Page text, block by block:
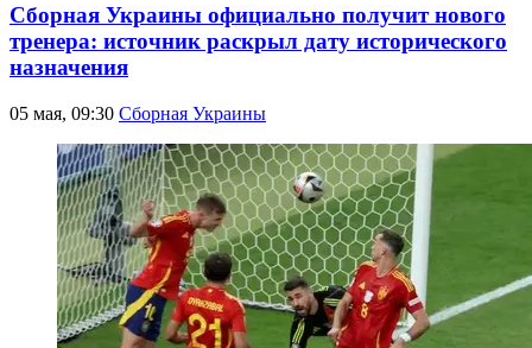
Сборная Украины официально получит нового
тренера: источник раскрыл дату исторического
назначения
05 мая, 09:30 Сборная Украины